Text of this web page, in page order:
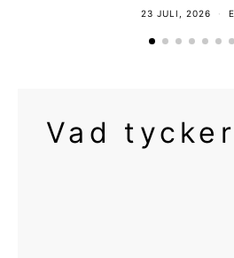
23 JULI, 2026
Vad